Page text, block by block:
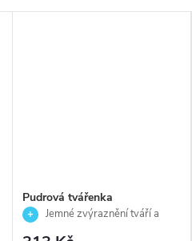
Pudrová tvářenka
-ČOKOLÁDA S MLÉKEM -
Jemné zvýraznění tváří a